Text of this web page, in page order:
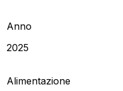
Anno
2025
Alimentazione